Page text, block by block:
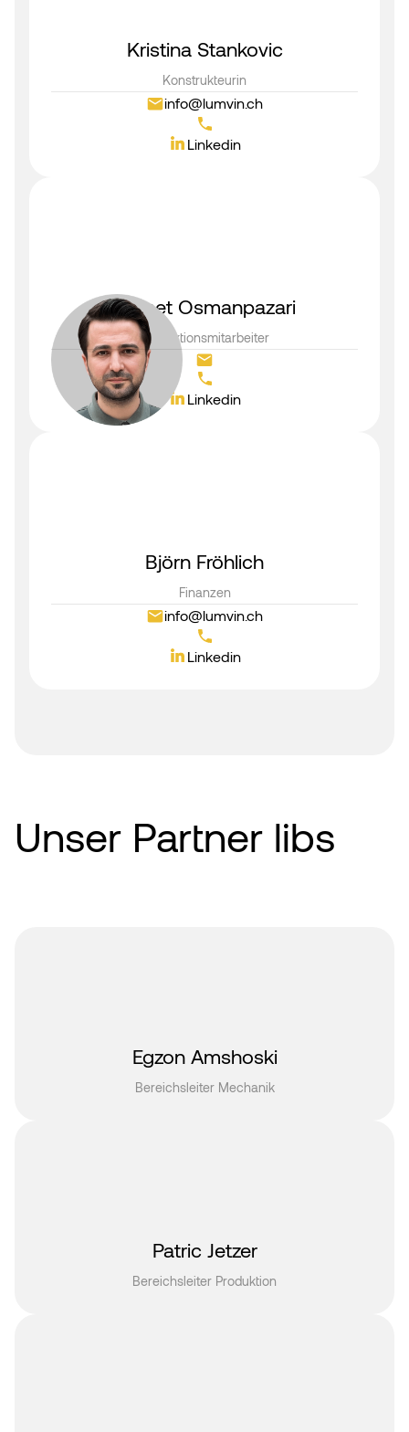
Kristina Stankovic
Konstrukteurin
info@lumvin.ch
Linkedin
Ahmet Osmanpazari
Produktionsmitarbeiter
Linkedin
Björn Fröhlich
Finanzen
info@lumvin.ch
Linkedin
Unser Partner libs
Egzon Amshoski
Bereichsleiter Mechanik
Patric Jetzer
Bereichsleiter Produktion